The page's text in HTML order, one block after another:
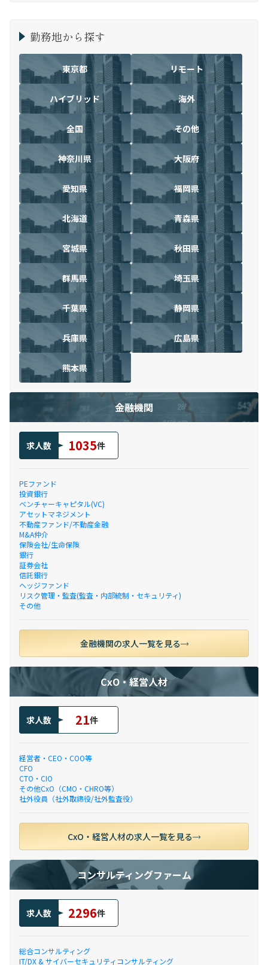
勤務地から探す
東京都 リモート
ハイブリッド 海外
全国 その他
神奈川県 大阪府
愛知県 福岡県
北海道 青森県
宮城県 秋田県
群馬県 埼玉県
千葉県 静岡県
兵庫県 広島県
熊本県
金融機関
求人数 1035件
PEファンド
投資銀行
ベンチャーキャピタル(VC)
アセットマネジメント
不動産ファンド/不動産金融
M&A仲介
保険会社/生命保険
銀行
証券会社
信託銀行
ヘッジファンド
リスク管理・監査(監査・内部統制・セキュリティ)
その他
金融機関の求人一覧を見る
CxO・経営人材
求人数 21件
経営者・CEO・COO等
CFO
CTO・CIO
その他CxO（CMO・CHRO等）
社外役員（社外取締役/社外監査役）
CxO・経営人材の求人一覧を見る
コンサルティングファーム
求人数 2296件
総合コンサルティング
IT/DX & サイバーセキュリティコンサルティング